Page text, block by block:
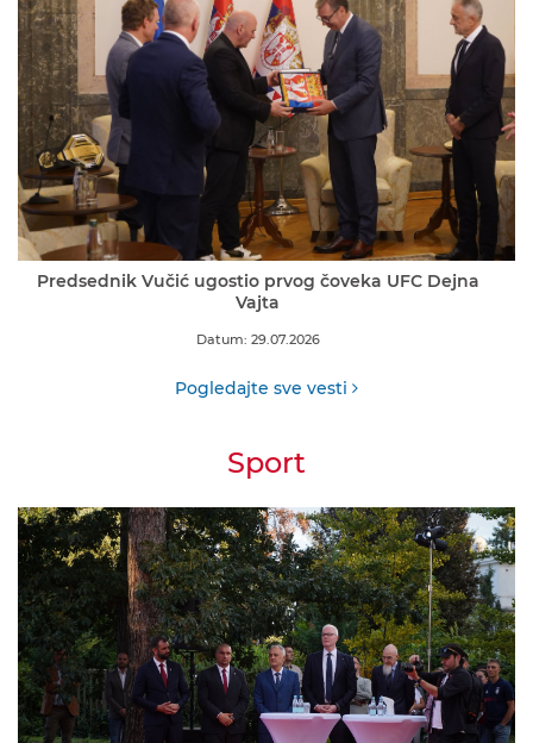
Predsednik Vučić ugostio prvog čoveka UFC Dejna
Vajta
Datum: 29.07.2026
Pogledajte sve vesti
Sport